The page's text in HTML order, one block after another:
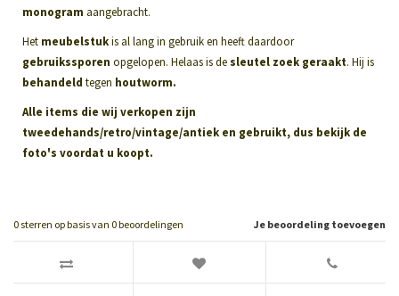
monogram aangebracht.
Het meubelstukis al lang in gebruik en heeft daardoor
gebruikssporen opgelopen. Helaas is desleutel zoek geraakt. Hij is
behandeld tegen houtworm.
Alle items die wij verkopen zijn
tweedehands/retro/vintage/antiek en gebruikt, dus bekijk de
foto's voordat u koopt.
Je beoordeling toevoegen
0 sterren op basis van 0beoordelingen